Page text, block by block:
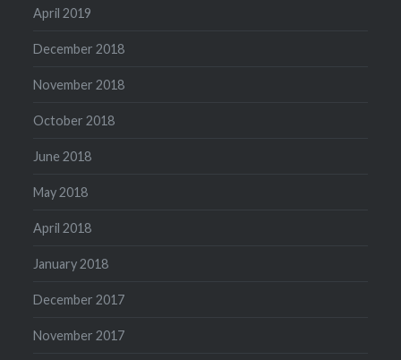
April 2019
December 2018
November 2018
October 2018
June 2018
May 2018
April 2018
January 2018
December 2017
November 2017